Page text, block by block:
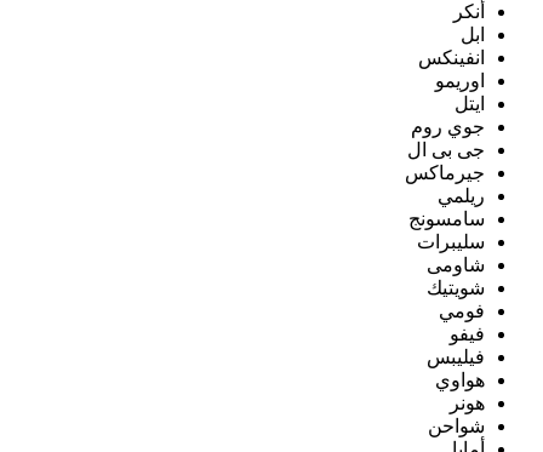
أنكر
ابل
انفينكس
اوريمو
ايتل
جوي روم
جى بى ال
جيرماكس
ريلمي
سامسونج
سليبرات
شاومى
شويتيك
فومي
فيفو
فيليبس
هواوي
هونر
شواحن